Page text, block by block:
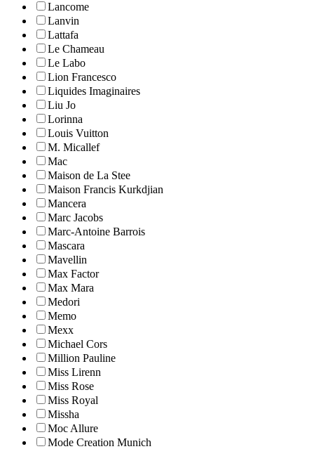
Lancome
Lanvin
Lattafa
Le Chameau
Le Labo
Lion Francesco
Liquides Imaginaires
Liu Jo
Lorinna
Louis Vuitton
M. Micallef
Mac
Maison de La Stee
Maison Francis Kurkdjian
Mancera
Marc Jacobs
Marc-Antoine Barrois
Mascara
Mavellin
Max Factor
Max Mara
Medori
Memo
Mexx
Michael Cors
Million Pauline
Miss Lirenn
Miss Rose
Miss Royal
Missha
Moc Allure
Mode Creation Munich